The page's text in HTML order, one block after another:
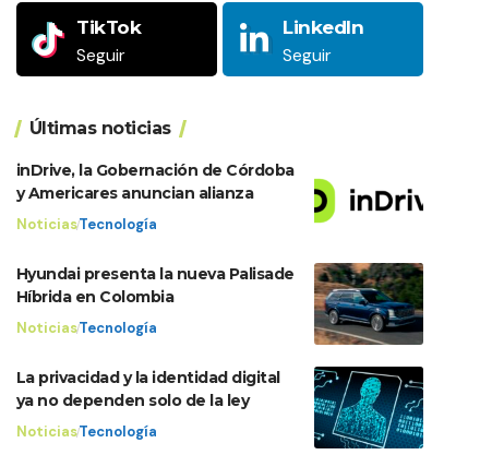
TikTok
Seguir
LinkedIn
Seguir
Últimas noticias
inDrive, la Gobernación de Córdoba
y Americares anuncian alianza
NoticiasTecnología
Hyundai presenta la nueva Palisade
Híbrida en Colombia
NoticiasTecnología
La privacidad y la identidad digital
ya no dependen solo de la ley
NoticiasTecnología